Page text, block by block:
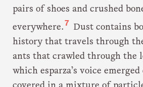
pairs of shoes and crushed
everywhere.7 Dust contains
history that travels through
ants that crawled through the
which esparza’s voice